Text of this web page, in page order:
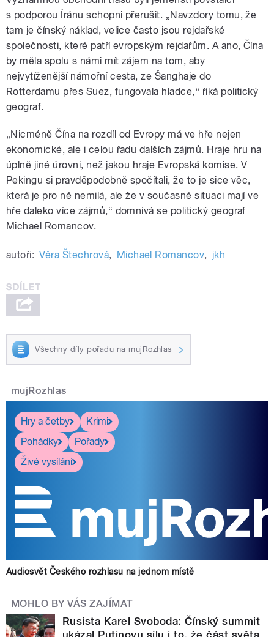
s podporou Íránu schopni přerušit. „Navzdory tomu, že
tam je čínský náklad, velice často jsou rejdařské
společnosti, které patří evropským rejdařům. A ano, Čína
by měla spolu s námi mít zájem na tom, aby
nejvytíženější námořní cesta, ze Šanghaje do
Rotterdamu přes Suez, fungovala hladce,“ říká politický
geograf.
„Nicméně Čína na rozdíl od Evropy má ve hře nejen
ekonomické, ale i celou řadu dalších zájmů. Hraje hru na
úplně jiné úrovni, než jakou hraje Evropská komise. V
Pekingu si pravděpodobně spočítali, že to je sice věc,
která je pro ně nemilá, ale že v současné situaci mají ve
hře daleko více zájmů,“ domnívá se politický geograf
Michael Romancov.
autoři: Věra Štechrová, Michael Romancov, jkh
Všechny díly pořadu na mujRozhlas
mujRozhlas
Hry a četby
Krimi
Pohádky
Pořady
Živé vysílání
Audiosvět Českého rozhlasu na jednom místě
MOHLO BY VÁS ZAJÍMAT
Rusista Karel Svoboda: Čínský summit
ukázal Putinovu sílu i to, že část světa